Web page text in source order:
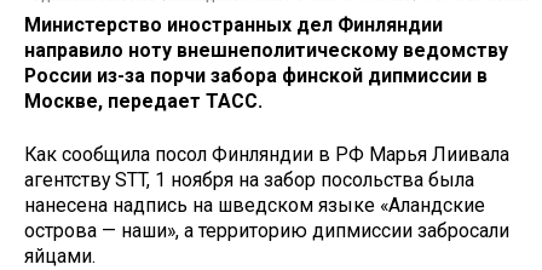
Министерство иностранных дел Финляндии
направило ноту внешнеполитическому ведомству
России из-за порчи забора финской дипмиссии в
Москве, передает ТАСС.
Как сообщила посол Финляндии в РФ Марья Лиивала
агентству STT, 1 ноября на забор посольства была
нанесена надпись на шведском языке «Аландские
острова — наши», а территорию дипмиссии забросали
яйцами.